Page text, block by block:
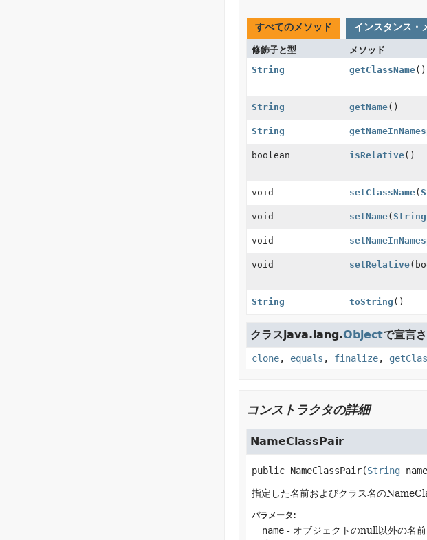
すべてのメソッド インスタンス・
修飾子と型 メソッド
String
getClassName()
String getName()
String
boolean isRelative()
void setClassName(
void setName( String
void
void setRelative
String toString ()
クラスjava.lang.Objectで宣言
clone, equals , finalize,
コンストラクタの詳細
NameClassPair
public NameClassPair(String
指定した名前およびクラス名の
パラメータ:
name- オブジェクトのnull以外の名前